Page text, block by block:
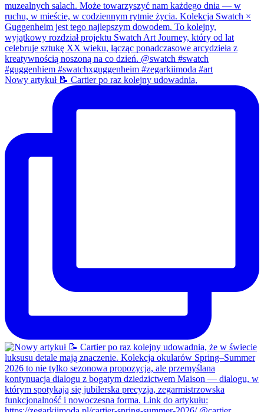
Nowy artykuł 📝 Cartier po raz kolejny udowadnia,